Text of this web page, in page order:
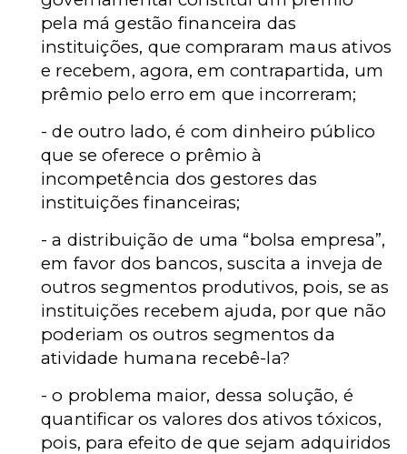
pela má gestão financeira das
instituições, que compraram maus ativos
e recebem, agora, em contrapartida, um
prêmio pelo erro em que incorreram;
- de outro lado, é com dinheiro público
que se oferece o prêmio à
incompetência dos gestores das
instituições financeiras;
- a distribuição de uma “bolsa empresa”,
em favor dos bancos, suscita a inveja de
outros segmentos produtivos, pois, se as
instituições recebem ajuda, por que não
poderiam os outros segmentos da
atividade humana recebê-la?
- o problema maior, dessa solução, é
quantificar os valores dos ativos tóxicos,
pois, para efeito de que sejam adquiridos